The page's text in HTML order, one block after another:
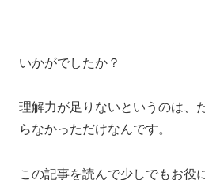
いかがでしたか？
理解力が足りないというのは、
らなかっただけなんです。
この記事を読んで少しでもお役